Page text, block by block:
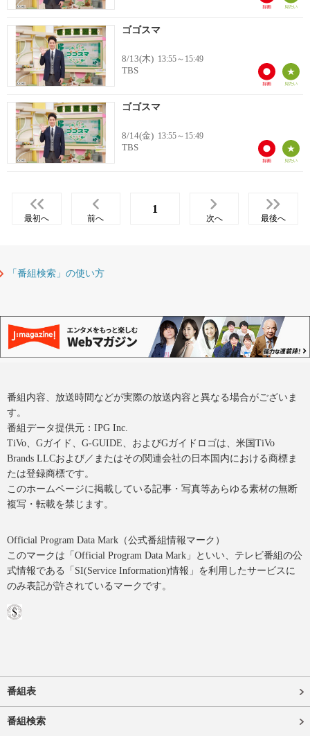
ゴゴスマ
8/13(木) 13:55～15:49
TBS
ゴゴスマ
8/14(金) 13:55～15:49
TBS
最初へ 前へ
1
次へ 最後へ
「番組検索」の使い方
番組内容、放送時間などが実際の放送内容と異なる場合がございま
す。
番組データ提供元：IPG Inc.
TiVo、Gガイド、G-GUIDE、およびGガイドロゴは、米国TiVo
Brands LLCおよび／またはその関連会社の日本国内における商標ま
たは登録商標です。
このホームページに掲載している記事・写真等あらゆる素材の無断
複写・転載を禁じます。
Official Program Data Mark（公式番組情報マーク）
このマークは「Official Program Data Mark」といい、テレビ番組の公
式情報である「SI(Service Information)情報」を利用したサービスに
のみ表記が許されているマークです。
番組表
番組検索